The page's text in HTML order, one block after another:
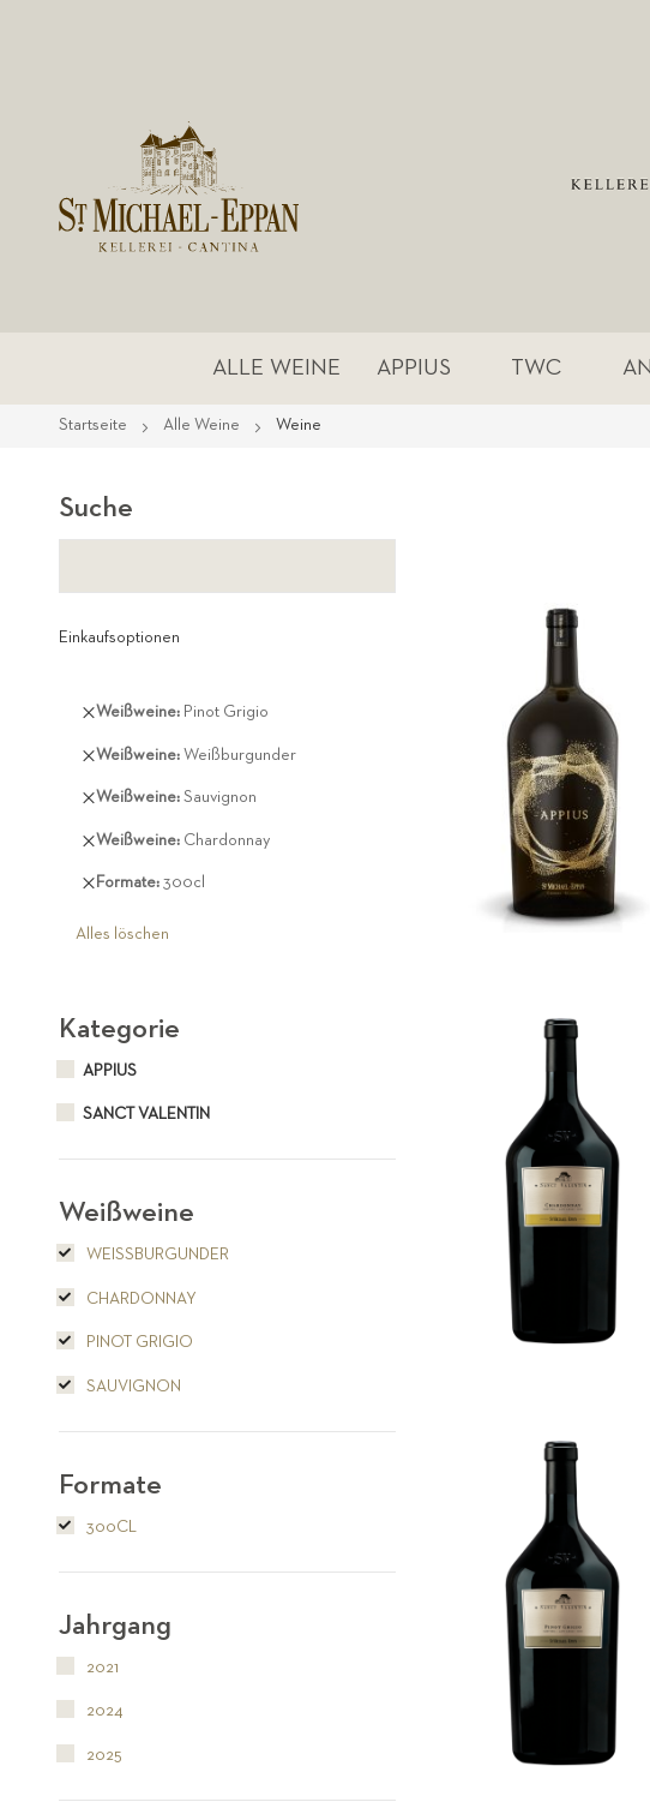
ALLE WEINE APPIUS TWC
Startseite Alle Weine Weine
Suche
Einkaufsoptionen
Weißweine Pinot Grigio
Diesen
entfernen
Weißweine Weißburgunder
Diesen
entfernen
Weißweine Sauvignon
Diesen
entfernen
Weißweine Chardonnay
Diesen
entfernen
Formate 300cl
Diesen
entfernen
Alles löschen
Kategorie
APPIUS
SANCT VALENTIN
Weißweine
WEISSBURGUNDER
CHARDONNAY
PINOT GRIGIO
SAUVIGNON
Formate
300CL
Jahrgang
2021
2024
2025